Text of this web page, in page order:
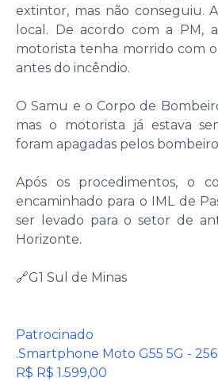
extintor, mas não conseguiu.
local. De acordo com a PM,
motorista tenha morrido com
antes do incêndio.
O Samu e o Corpo de
mas o motorista já estava
foram apagadas pelos
Após os procedimentos, o
encaminhado para o IML de
ser levado para o setor de
Horizonte.
🔗G1 Sul de Minas
Patrocinado
.Smartphone Moto G55 5G -
R$ R$ 1.599,00